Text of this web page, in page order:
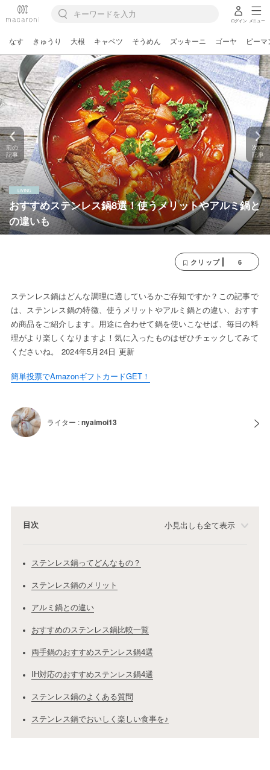
ログイン メニュー
なす きゅうり 大根 キャベツ そうめん ズッキーニ ゴーヤ ピーマ
おすすめステンレス鍋8選！使うメリットやアルミ鍋と
の違いも
前の
記事
次の
記事
クリップ 6
ステンレス鍋はどんな調理に適しているかご存知ですか？この記事で
は、ステンレス鍋の特徴、使うメリットやアルミ鍋との違い、おすす
め商品をご紹介します。用途に合わせて鍋を使いこなせば、毎日の料
理がより楽しくなりますよ！気に入ったものはぜひチェックしてみて
くださいね。 2024年5月24日 更新
簡単投票でAmazonギフトカードGET！
ライター :nyaimoi13
目次 小見出しも全て表示
ステンレス鍋ってどんなもの？
ステンレス鍋のメリット
アルミ鍋との違い
おすすめのステンレス鍋比較一覧
両手鍋のおすすめステンレス鍋4選
IH対応のおすすめステンレス鍋4選
ステンレス鍋のよくある質問
ステンレス鍋でおいしく楽しい食事を♪